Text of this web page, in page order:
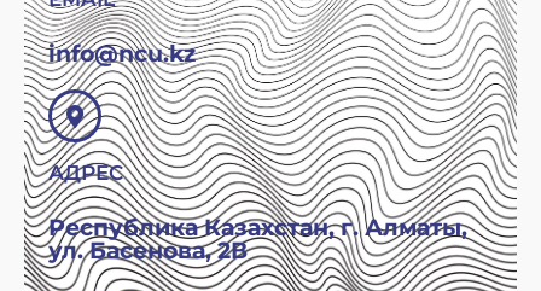
info@ncu.kz
АДРЕС
Республика Казахстан, г. Алматы,
ул. Басенова, 2В